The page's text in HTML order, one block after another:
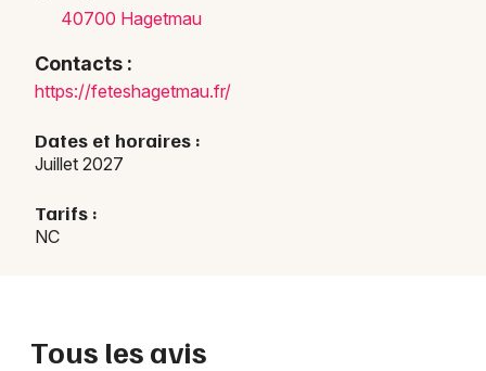
40700 Hagetmau
Contacts :
https://feteshagetmau.fr/
Dates et horaires :
Juillet 2027
Tarifs :
NC
Tous les avis